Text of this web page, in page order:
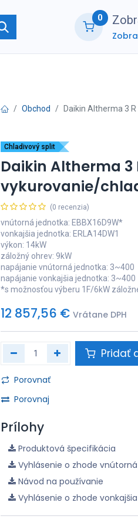
0
Obchod Daikin Altherma 3
Chladivový split
Daikin Altherma 3
vykurovanie/
(0 recenzia)
vnútorná jednotka: EBBX16D9W*
vonkajšia jednotka: ERLA14DW1
výkon: 14kW
záložný ohrev: 9kW
napájanie vnútorná jednotka: 3~400
napájanie vonkajšia jednotka: 3~400
*s možnosťou výberu 1F/6kW
12 857,56 € Vrátane DPH
Pridať
Porovnať
Porovnaj
Prílohy
Produktová špecifikácia
Vyhlásenie o zhode
Návod na používanie
Vyhlásenie o zhode